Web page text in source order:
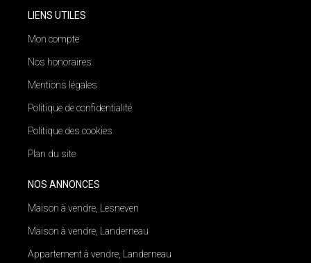
LIENS UTILES
Mon compte
Nos honoraires
Mentions légales
Politique de confidentialité
Politique des cookies
Plan du site
NOS ANNONCES
Maison à vendre, Lesneven
Maison à vendre, Landerneau
Appartement à vendre, Landerneau